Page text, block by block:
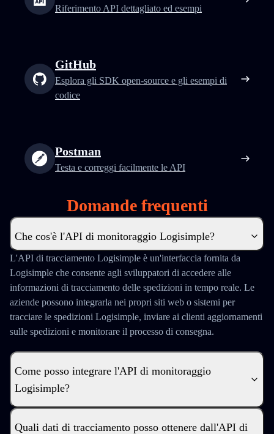
Riferimento API dettagliato ed esempi
GitHub
Esplora gli SDK open-source e gli esempi di
codice
Postman
Testa e correggi facilmente le API
Domande frequenti
Che cos'è l'API di monitoraggio Logisimple?
L'API di tracciamento Logisimple è un'interfaccia fornita da
Logisimple che consente agli sviluppatori di accedere alle
informazioni di tracciamento delle spedizioni in tempo reale. Le
aziende possono integrarla nei propri siti web o sistemi per
tracciare le spedizioni Logisimple, inviare ai clienti aggiornamenti
sulle spedizioni e monitorare il processo di consegna.
Come posso integrare l'API di monitoraggio
Logisimple?
Quali dati di tracciamento posso ottenere dall'API di